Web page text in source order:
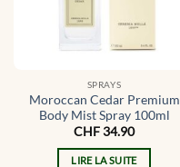
SPRAYS
Moroccan Cedar Premium
Body Mist Spray 100ml
CHF34.90
LIRE LA SUITE